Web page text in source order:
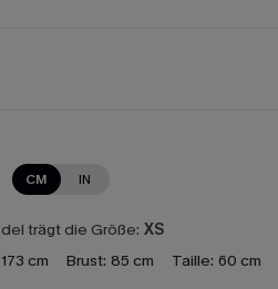
CM IN
trägt die Größe: XS
173 cm Brust: 85 cm Taille: 60 cm